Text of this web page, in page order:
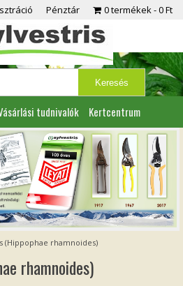
Pénztár 0 termékek 0 Ft
tudnivalók Kertcentrum
Kapcsolat
(Hippophae rhamnoides)
rhamnoides)